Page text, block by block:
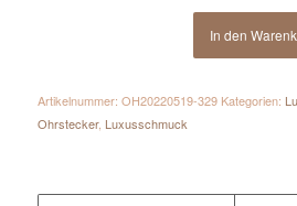
In den
Artikelnummer: OH20220519-329 Kategorien:
Ohrstecker, Luxusschmuck